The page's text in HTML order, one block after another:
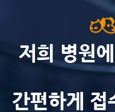
저희 병원
간편하게 접